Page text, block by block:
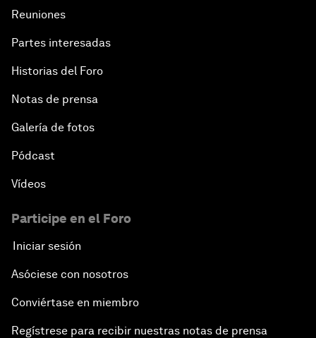
Reuniones
Partes interesadas
Historias del Foro
Notas de prensa
Galería de fotos
Pódcast
Vídeos
Participe en el Foro
Iniciar sesión
Asóciese con nosotros
Conviértase en miembro
Regístrese para recibir nuestras notas de prensa